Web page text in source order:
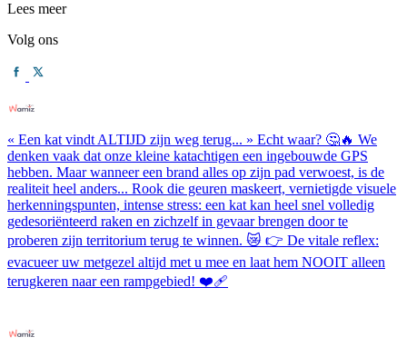
Lees meer
Volg ons
« Een kat vindt ALTIJD zijn weg terug... » Echt waar? 🤔🔥 We
denken vaak dat onze kleine katachtigen een ingebouwde GPS
hebben. Maar wanneer een brand alles op zijn pad verwoest, is de
realiteit heel anders... Rook die geuren maskeert, vernietigde visuele
herkenningspunten, intense stress: een kat kan heel snel volledig
gedesoriënteerd raken en zichzelf in gevaar brengen door te
proberen zijn territorium terug te winnen. 😿 👉 De vitale reflex:
evacueer uw metgezel altijd met u mee en laat hem NOOIT alleen
terugkeren naar een rampgebied! ❤️‍🩹